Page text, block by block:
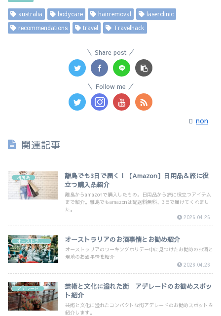
australia bodycare hairremoval
laserclinic
recommendations
travel Travelhack
Share post
Follow me
non
関連記事
利尻島
離島でも3日で届く！【Amazon】日用品＆旅に役
立つ購入品紹介
離島からamazonで購入したもの。日用品から旅に役立つアイテム
まで紹介。離島でもamazonは配送料無料、3日で届けてくれまし
た。
2026.04.26
オーストラリア オーストラリアのお酒事情とお勧め紹介
オーストラリアのワーキングホリデー中に見つけたお勧めのお酒と
現地のお酒事情を紹介
2026.04.26
アデレード
芸術と文化に溢れた街 アデレードのお勧めスポッ
ト紹介
芸術と文化に溢れたコンパクトな街アデレードのお勧めスポットを
紹介します。